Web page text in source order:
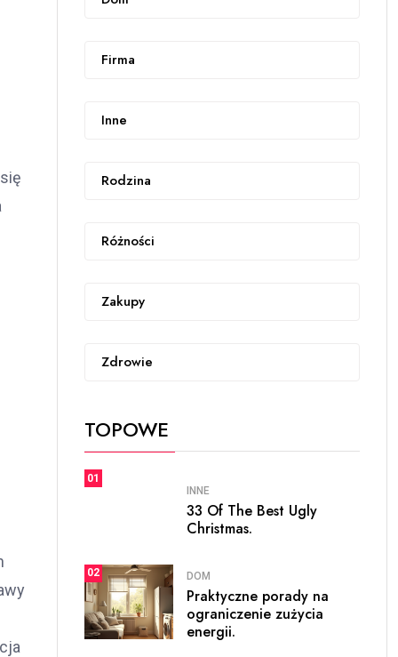
Firma
Inne
Rodzina
Różności
Zakupy
Zdrowie
TOPOWE
01
INNE
33 Of The Best Ugly
Christmas.
02 DOM
Praktyczne porady na
ograniczenie zużycia
energii.